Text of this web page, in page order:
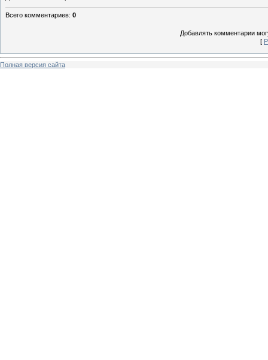
Всего комментариев: 0
Добавлять комментарии
[
Полная версия сайта